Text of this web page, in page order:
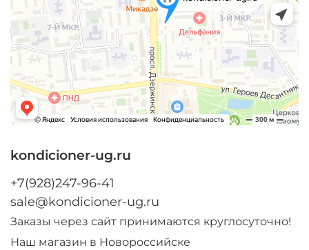
kondicioner-ug.ru
+7(928)247-96-41
sale@kondicioner-ug.ru
Заказы через сайт принимаются круглосуточно!
Наш магазин в Новороссийске